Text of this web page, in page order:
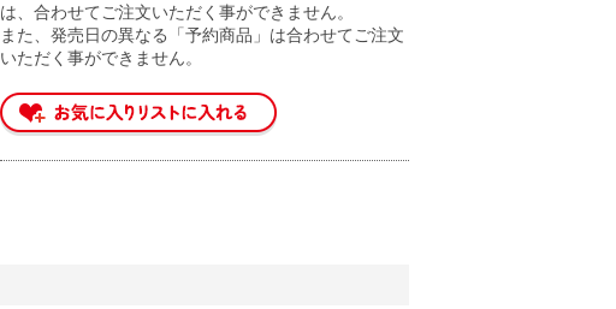
は、合わせてご注文いただく事ができません。
また、発売日の異なる「予約商品」は合わせてご注文
いただく事ができません。